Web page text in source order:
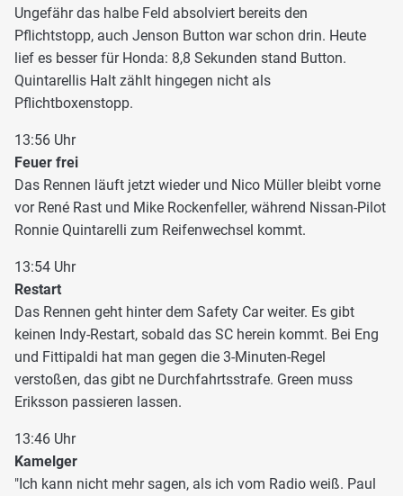
Ungefähr das halbe Feld absolviert bereits den
Pflichtstopp, auch Jenson Button war schon drin. Heute
lief es besser für Honda: 8,8 Sekunden stand Button.
Quintarellis Halt zählt hingegen nicht als
Pflichtboxenstopp.
13:56 Uhr
Feuer frei
Das Rennen läuft jetzt wieder und Nico Müller bleibt vorne
vor René Rast und Mike Rockenfeller, während Nissan-Pilot
Ronnie Quintarelli zum Reifenwechsel kommt.
13:54 Uhr
Restart
Das Rennen geht hinter dem Safety Car weiter. Es gibt
keinen Indy-Restart, sobald das SC herein kommt. Bei Eng
und Fittipaldi hat man gegen die 3-Minuten-Regel
verstoßen, das gibt ne Durchfahrtsstrafe. Green muss
Eriksson passieren lassen.
13:46 Uhr
Kamelger
"Ich kann nicht mehr sagen, als ich vom Radio weiß. Paul